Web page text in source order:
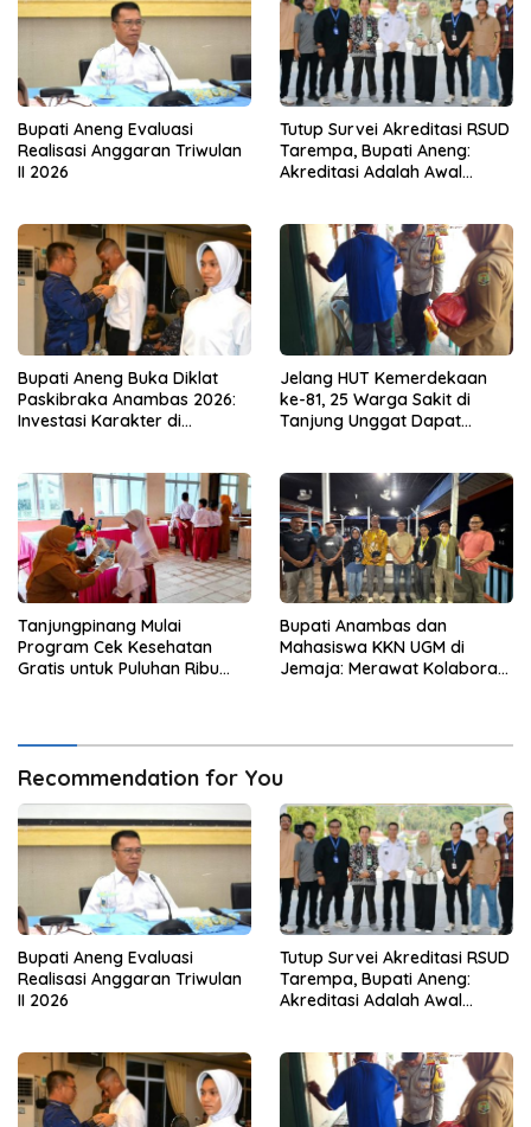
Bupati Aneng Evaluasi
Realisasi Anggaran Triwulan
II 2026
Tutup Survei Akreditasi RSUD
Tarempa, Bupati Aneng:
Akreditasi Adalah Awal
Bupati Aneng Buka Diklat
Paskibraka Anambas 2026:
Investasi Karakter di
Jelang HUT Kemerdekaan
ke-81, 25 Warga Sakit di
Tanjung Unggat Dapat
Tanjungpinang Mulai
Program Cek Kesehatan
Gratis untuk Puluhan Ribu
Bupati Anambas dan
Mahasiswa KKN UGM di
Jemaja: Merawat Kolaborasi
Recommendation for You
Bupati Aneng Evaluasi
Realisasi Anggaran Triwulan
II 2026
Tutup Survei Akreditasi RSUD
Tarempa, Bupati Aneng:
Akreditasi Adalah Awal